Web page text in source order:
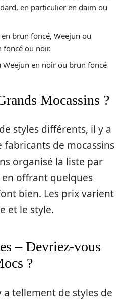
en particulier en daim ou
brun foncé, Weejun ou
ou noir.
Weejun en noir ou brun foncé
Mocassins ?
styles différents, il y a
fabricants de mocassins
organisé la liste par
en offrant quelques
bien. Les prix varient
et le style.
– Devriez-vous
?
a tellement de styles de